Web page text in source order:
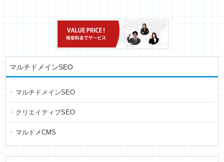
マルチドメインSEO
マルチドメインSEO
クリエイティブSEO
マルドメCMS